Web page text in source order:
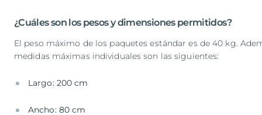
¿Cuáles son los pesos y dimensiones permitidos?
El peso máximo de los paquetes estándar es de 40 kg.
medidas máximas individuales son las siguientes:
Largo: 200 cm
Ancho: 80 cm